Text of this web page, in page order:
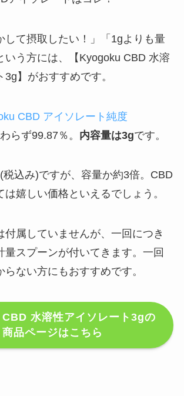
して摂取したい！」「1gよりも量
いう方には、【Kyogoku CBD 水溶
】がおすすめです。
CBD アイソレート純度
らず99.87％。 内容量は3gです。
込み)ですが、容量か約3倍。CBD
嬉しい価格といえるでしょう。
付属していませんが、一回につき
量スプーンが付いてきます。一回
ない方にもおすすめです。
水溶性アイソレート3gの
商品ページはこちら